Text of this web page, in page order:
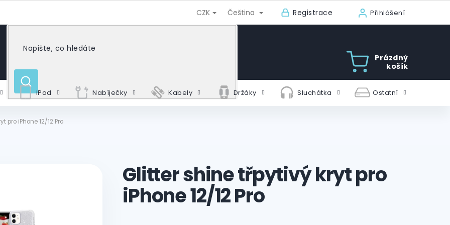
CZK Čeština Registrace Přihlášení
HLEDAT
Prázdný
košík
iPad Nabíječky Kabely Držáky Sluchátka Ostatní
pro iPhone 12/12 Pro
Glitter shine třpytivý kryt pro
iPhone 12/12 Pro